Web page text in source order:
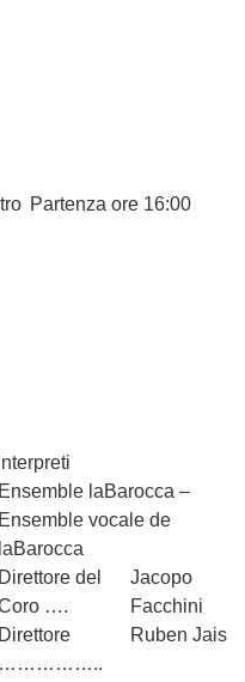
Partenza ore 16:00
Interpreti
Ensemble laBarocca –
Ensemble vocale de
laBarocca
Direttore del
….
Jacopo
Facchini
Direttore
……………..
Ruben Jais